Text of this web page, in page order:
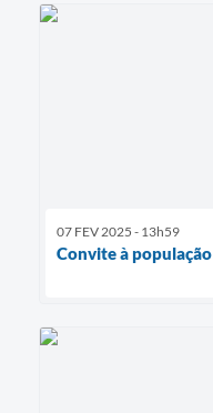
07 FEV 2025 - 13h59
Convite à população